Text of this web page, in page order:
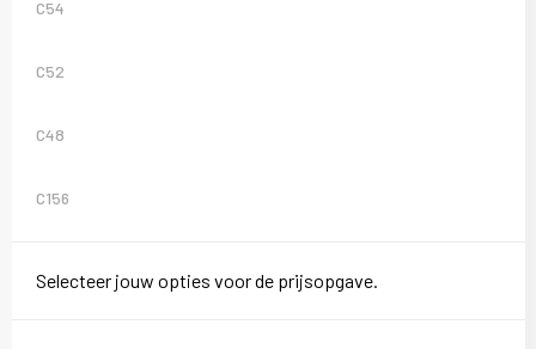
C54
C52
C48
C156
Selecteer jouw opties voor de prijsopgave.